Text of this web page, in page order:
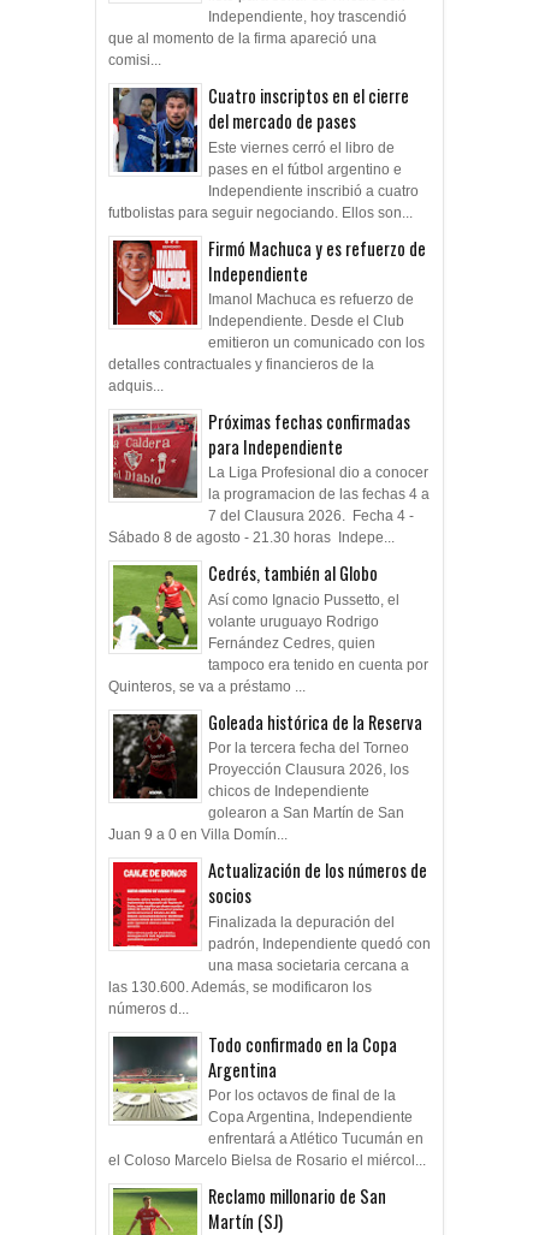
Independiente, hoy trascendió
que al momento de la firma apareció una
comisi...
Cuatro inscriptos en el cierre
del mercado de pases
Este viernes cerró el libro de
pases en el fútbol argentino e
Independiente inscribió a cuatro
futbolistas para seguir negociando. Ellos son...
Firmó Machuca y es refuerzo de
Independiente
Imanol Machuca es refuerzo de
Independiente. Desde el Club
emitieron un comunicado con los
detalles contractuales y financieros de la
adquis...
Próximas fechas confirmadas
para Independiente
La Liga Profesional dio a conocer
la programacion de las fechas 4 a
7 del Clausura 2026. Fecha 4 -
Sábado 8 de agosto - 21.30 horas Indepe...
Cedrés, también al Globo
Así como Ignacio Pussetto, el
volante uruguayo Rodrigo
Fernández Cedres, quien
tampoco era tenido en cuenta por
Quinteros, se va a préstamo ...
Goleada histórica de la Reserva
Por la tercera fecha del Torneo
Proyección Clausura 2026, los
chicos de Independiente
golearon a San Martín de San
Juan 9 a 0 en Villa Domín...
Actualización de los números de
socios
Finalizada la depuración del
padrón, Independiente quedó con
una masa societaria cercana a
las 130.600. Además, se modificaron los
números d...
Todo confirmado en la Copa
Argentina
Por los octavos de final de la
Copa Argentina, Independiente
enfrentará a Atlético Tucumán en
el Coloso Marcelo Bielsa de Rosario el miércol...
Reclamo millonario de San
Martín (SJ)